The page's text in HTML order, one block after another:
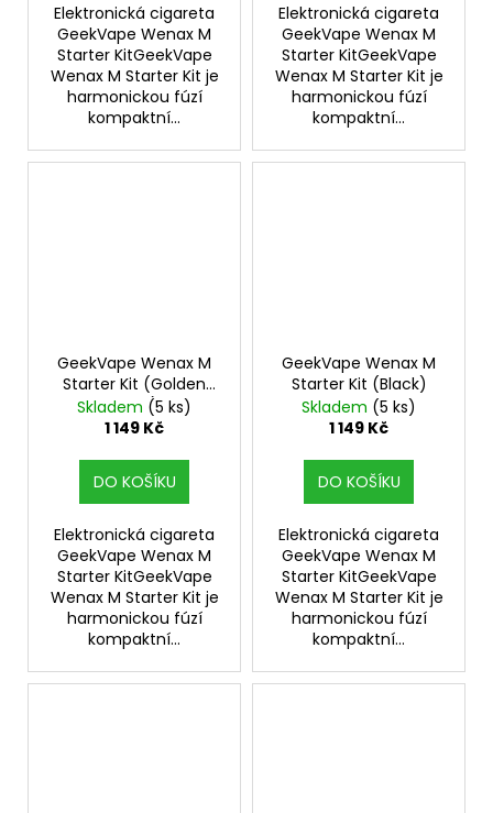
Elektronická cigareta
GeekVape Wenax M
Starter KitGeekVape
Wenax M Starter Kit je
harmonickou fúzí
kompaktní...
Elektronická cigareta
GeekVape Wenax M
Starter KitGeekVape
Wenax M Starter Kit je
harmonickou fúzí
kompaktní...
GeekVape Wenax M
Starter Kit (Golden
Time)
Skladem (5 ks)
1 149 Kč
DO KOŠÍKU
Elektronická cigareta
GeekVape Wenax M
Starter KitGeekVape
Wenax M Starter Kit je
harmonickou fúzí
kompaktní...
GeekVape Wenax M
Starter Kit (Black)
Skladem (5 ks)
1 149 Kč
DO KOŠÍKU
Elektronická cigareta
GeekVape Wenax M
Starter KitGeekVape
Wenax M Starter Kit je
harmonickou fúzí
kompaktní...